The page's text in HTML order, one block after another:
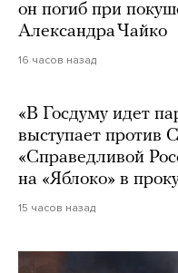
он погиб при
Александра Чайко
16 часов назад
«В Госдуму идет
выступает против
«Справедливой
на «Яблоко» в
15 часов назад